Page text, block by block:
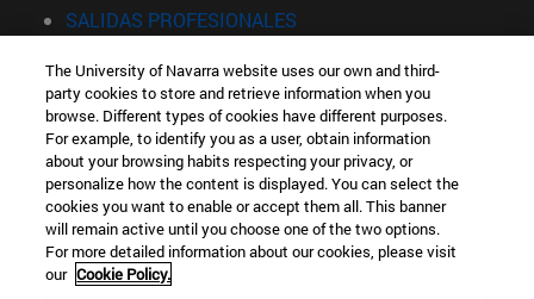
SALIDAS PROFESIONALES
Información
TFNO +34 943 21 98 77
¿QUÉ GRADO TE INTERESA?
¿QUÉ MÁSTER TE INTERESA?
© Universidad de Navarra
Información legal
Accesibilidad
The University of Navarra website uses our own and third-
party cookies to store and retrieve information when you
browse. Different types of cookies have different purposes.
For example, to identify you as a user, obtain information
about your browsing habits respecting your privacy, or
personalize how the content is displayed. You can select the
cookies you want to enable or accept them all. This banner
will remain active until you choose one of the two options.
For more detailed information about our cookies, please visit
our Cookie Policy.